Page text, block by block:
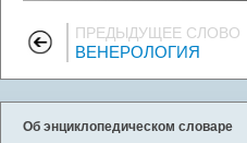
ПРЕДЫДУЩЕЕ СЛОВО
ВЕНЕРОЛОГИЯ
Об энциклопедическом словаре